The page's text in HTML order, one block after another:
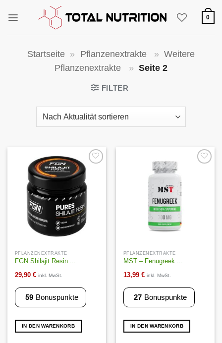
Inhalt
0
Startseite » Pflanzenextrakte » Weitere
Pflanzenextrakte
» Seite 2
FILTER
Auf die
Wunschliste
PFLANZENEXTRAKTE
FGN Shilajit Resin ...
29,90 € inkl. MwSt.
59 Bonuspunkte
IN DEN WARENKORB
PFLANZENEXTRAKTE
MST – Fenugreek ...
13,99 € inkl. MwSt.
27 Bonuspunkte
IN DEN WARENKORB